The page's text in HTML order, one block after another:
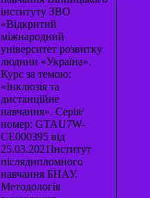
інституту ЗВО
«Відкритий
міжнародний
університет розвитку
людини «Україна».
Курс за темою:
«Інклюзія та
дистанційне
навчання». Серія/
номер: GTAU7W-
CE000395 від
25.03.2021Інститут
післядипломного
навчання БНАУ.
Методологія